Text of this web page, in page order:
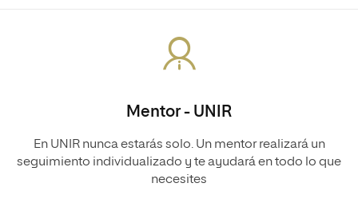
Mentor - UNIR
En UNIR nunca estarás solo. Un mentor realizará un
seguimiento individualizado y te ayudará en todo lo que
necesites